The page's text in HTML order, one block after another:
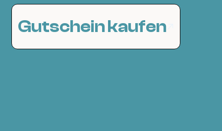
Gutschein kaufen